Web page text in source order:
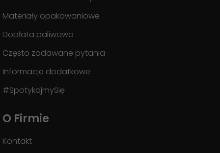
Materiały opakowaniowe
Dopłata paliwowa
Często zadawane pytania
Informacje dodatkowe
#SpotykajmySię
O Firmie
Kontakt